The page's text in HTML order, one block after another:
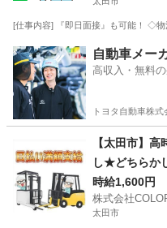
勤OK＆駐車
★
[仕事内容] 『即日面接』も可能！ ◇
群馬 太田市 その他
自動車メー
高収入・無料
トヨタ自動車株式
【太田市】
し★どちらか
時給1,600円
株式会社
太田市